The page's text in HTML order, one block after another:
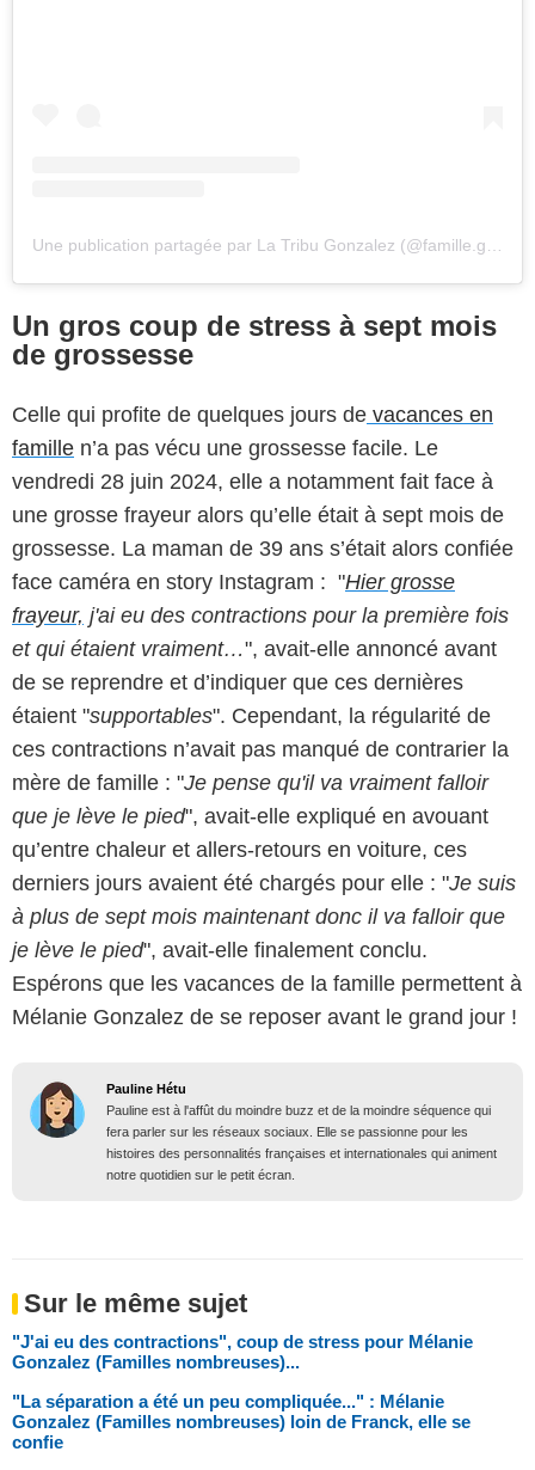
Une publication partagée par La Tribu Gonzalez (@famille.gonzalez.officiel)
Un gros coup de stress à sept mois
de grossesse
Celle qui profite de quelques jours de vacances en
famille n’a pas vécu une grossesse facile. Le
vendredi 28 juin 2024, elle a notamment fait face à
une grosse frayeur alors qu’elle était à sept mois de
grossesse. La maman de 39 ans s’était alors confiée
face caméra en story Instagram : "Hier grosse
frayeur, j'ai eu des contractions pour la première fois
et qui étaient vraiment…", avait-elle annoncé avant
de se reprendre et d’indiquer que ces dernières
étaient "supportables". Cependant, la régularité de
ces contractions n’avait pas manqué de contrarier la
mère de famille : "Je pense qu'il va vraiment falloir
que je lève le pied", avait-elle expliqué en avouant
qu’entre chaleur et allers-retours en voiture, ces
derniers jours avaient été chargés pour elle : "Je suis
à plus de sept mois maintenant donc il va falloir que
je lève le pied", avait-elle finalement conclu.
Espérons que les vacances de la famille permettent à
Mélanie Gonzalez de se reposer avant le grand jour !
Pauline Hétu
Pauline est à l'affût du moindre buzz et de la moindre séquence qui
fera parler sur les réseaux sociaux. Elle se passionne pour les
histoires des personnalités françaises et internationales qui animent
notre quotidien sur le petit écran.
Sur le même sujet
"J'ai eu des contractions", coup de stress pour Mélanie
Gonzalez (Familles nombreuses)...
"La séparation a été un peu compliquée..." : Mélanie
Gonzalez (Familles nombreuses) loin de Franck, elle se
confie